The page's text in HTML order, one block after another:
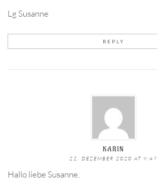
Lg Susanne
REPLY
KARIN
22. DEZEMBER 2020 AT 9:47
Hallo liebe Susanne,